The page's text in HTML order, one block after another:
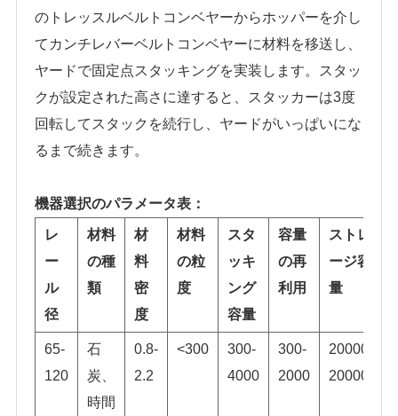
のトレッスルベルトコンベヤーからホッパーを介し
てカンチレバーベルトコンベヤーに材料を移送し、
ヤードで固定点スタッキングを実装します。スタッ
クが設定された高さに達すると、スタッカーは3度
回転してスタックを続行し、ヤードがいっぱいにな
るまで続きます。
機器選択のパラメータ表：
レ
ー
ル
径
材料
の種
類
材
料
密
度
材料
の粒
度
スタ
ッキ
ング
容量
容量
の再
利用
ストレ
ージ容
量
65-
120
石
炭、
時間
0.8-
2.2
<300
300-
4000
300-
2000
20000-
200000